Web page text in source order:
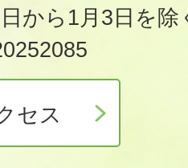
日から1月3日を除
セス